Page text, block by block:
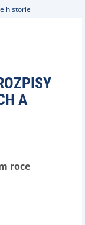
historie
A
roce